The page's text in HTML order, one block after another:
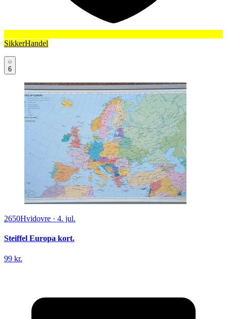
SikkerHandel
6
2650Hvidovre · 4. jul.
Steiffel Europa kort.
99 kr.